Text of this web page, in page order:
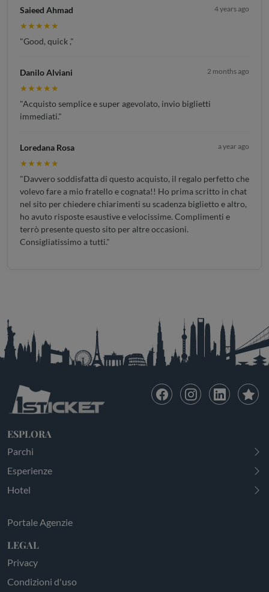
Saieed Ahmad 4 years ago
★★★★★
"Good, quick ,"
Danilo Alviani 2 months ago
★★★★★
"Acquisto semplice e super agevolato, invio biglietti
immediati."
Loredana Rosa a year ago
★★★★★
"Davvero soddisfatta di questo acquisto, il regalo perfetto che
volevo fare a mio fratello e cognata!! Ho prima scritto in chat
nel sito per chiedere chiarimenti su scadenza biglietto e altro,
ho avuto risposte esaustive e velocissime. Complimenti e
terrò presente questo sito per altre occasioni.
Consigliatissimo a tutti."
ESPLORA
Parchi
Esperienze
Hotel
Portale Agenzie
LEGAL
Privacy
Condizioni d'uso